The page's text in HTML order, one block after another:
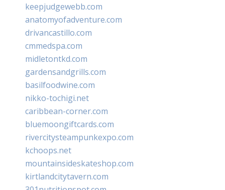
keepjudgewebb.com
anatomyofadventure.com
drivancastillo.com
cmmedspa.com
midletontkd.com
gardensandgrills.com
basilfoodwine.com
nikko-tochigi.net
caribbean-corner.com
bluemoongiftcards.com
rivercitysteampunkexpo.com
kchoops.net
mountainsideskateshop.com
kirtlandcitytavern.com